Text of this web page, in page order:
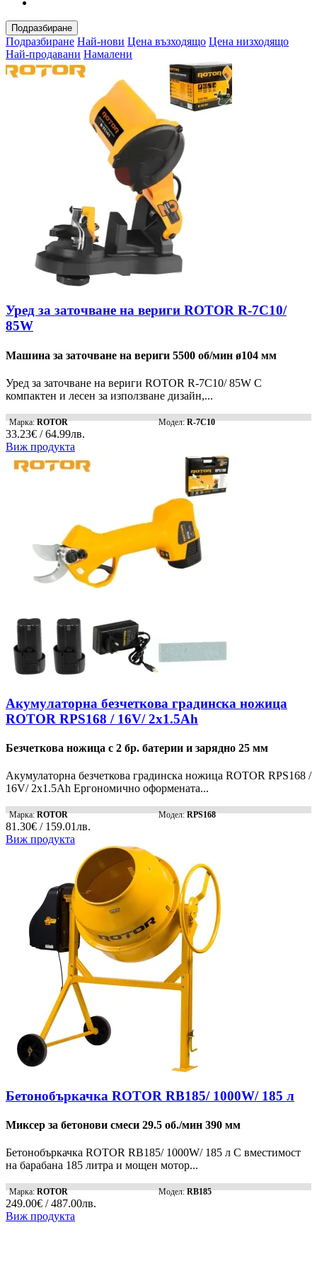
Подразбиране
Подразбиране Най-нови Цена възходящо Цена низходящо
Най-продавани Намалени
Уред за заточване на вериги ROTOR R-7C10/
85W
Машина за заточване на вериги 5500 об/мин ø104 мм
Уред за заточване на вериги ROTOR R-7C10/ 85W С
компактен и лесен за използване дизайн,...
Марка:ROTOR Модел:R-7C10
33.23€ / 64.99лв.
Виж продукта
Акумулаторна безчеткова градинска ножица
ROTOR RPS168 / 16V/ 2x1.5Ah
Безчеткова ножица с 2 бр. батерии и зарядно 25 мм
Акумулаторна безчеткова градинска ножица ROTOR RPS168 /
16V/ 2x1.5Ah Ергономично оформената...
Марка:ROTOR Модел:RPS168
81.30€ / 159.01лв.
Виж продукта
Бетонобъркачка ROTOR RB185/ 1000W/ 185 л
Миксер за бетонови смеси 29.5 об./мин 390 мм
Бетонобъркачка ROTOR RB185/ 1000W/ 185 л С вместимост
на барабана 185 литра и мощен мотор...
Марка:ROTOR Модел:RB185
249.00€ / 487.00лв.
Виж продукта